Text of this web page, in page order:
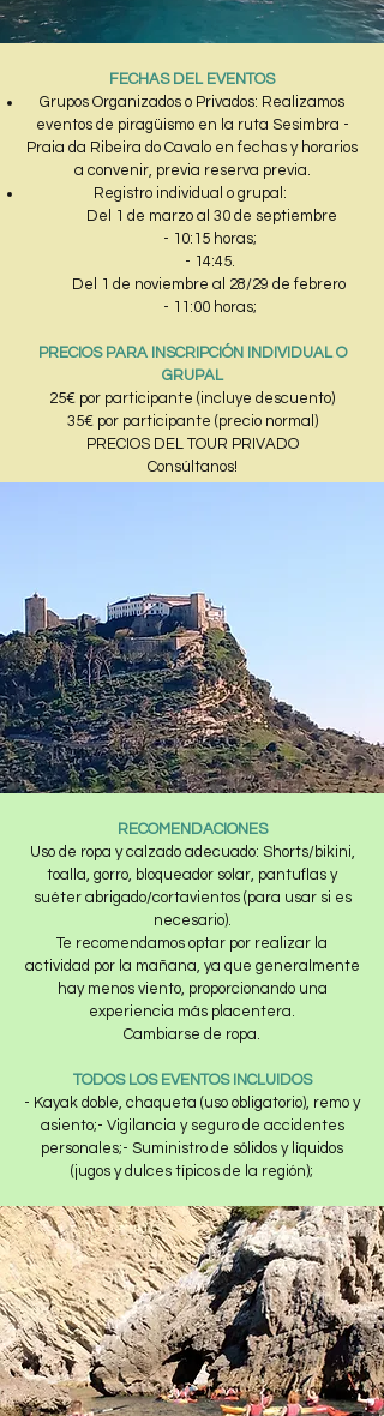
FECHAS DEL EVENTOS
Grupos Organizados o Privados: Realizamos
eventos de piragüismo en la ruta Sesimbra -
Praia da Ribeira do Cavalo en fechas y horarios
a convenir, previa reserva previa.
Registro individual o grupal:
Del 1 de marzo al 30 de septiembre
- 10:15 horas;
- 14:45.
Del 1 de noviembre al 28/29 de febrero
- 11:00 horas;
PRECIOS PARA INSCRIPCIÓN INDIVIDUAL O
GRUPAL
25€ por participante (incluye descuento)
35€ por participante (precio normal)
PRECIOS DEL TOUR PRIVADO
Consúltanos!
RECOMENDACIONES
Uso de ropa y calzado adecuado: Shorts/bikini,
toalla, gorro, bloqueador solar, pantuflas y
suéter abrigado/cortavientos (para usar si es
necesario).
Te recomendamos optar por realizar la
actividad por la mañana, ya que generalmente
hay menos viento, proporcionando una
experiencia más placentera.
Cambiarse de ropa.
TODOS LOS EVENTOS INCLUIDOS
- Kayak doble, chaqueta (uso obligatorio), remo y
asiento;- Vigilancia y seguro de accidentes
personales;- Suministro de sólidos y líquidos
(jugos y dulces típicos de la región);